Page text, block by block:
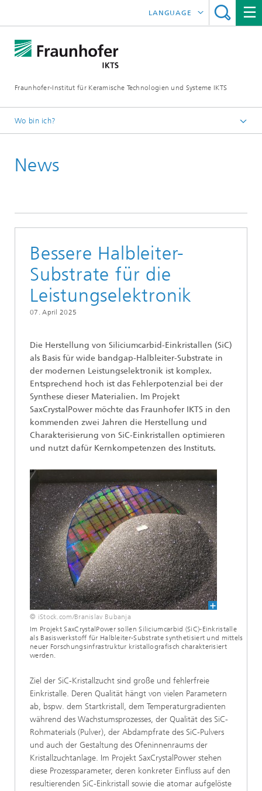
Fraunhofer-Institut für Keramische Technologien und Systeme IKTS
LANGUAGE
ČESKÝ
Wo bin ich?
News
Bessere Halbleiter-
Substrate für die
Leistungselektronik
07. April 2025
Die Herstellung von Siliciumcarbid-Einkristallen (SiC)
als Basis für wide bandgap-Halbleiter-Substrate in
der modernen Leistungselektronik ist komplex.
Entsprechend hoch ist das Fehlerpotenzial bei der
Synthese dieser Materialien. Im Projekt
SaxCrystalPower möchte das Fraunhofer IKTS in den
kommenden zwei Jahren die Herstellung und
Charakterisierung von SiC-Einkristallen optimieren
und nutzt dafür Kernkompetenzen des Instituts.
© iStock.com/Branislav Bubanja
Im Projekt SaxCrystalPower sollen Siliciumcarbid (SiC)-Einkristalle
als Basiswerkstoff für Halbleiter-Substrate synthetisiert und mittels
neuer Forschungsinfrastruktur kristallografisch charakterisiert
werden.
Ziel der SiC-Kristallzucht sind große und fehlerfreie
Einkristalle. Deren Qualität hängt von vielen Parametern
ab, bspw. dem Startkristall, dem Temperaturgradienten
während des Wachstumsprozesses, der Qualität des SiC-
Rohmaterials (Pulver), der Abdampfrate des SiC-Pulvers
und auch der Gestaltung des Ofeninnenraums der
Kristallzuchtanlage. Im Projekt SaxCrystalPower stehen
diese Prozessparameter, deren konkreter Einfluss auf den
resultierenden SiC-Einkristall sowie die atomar aufgelöste